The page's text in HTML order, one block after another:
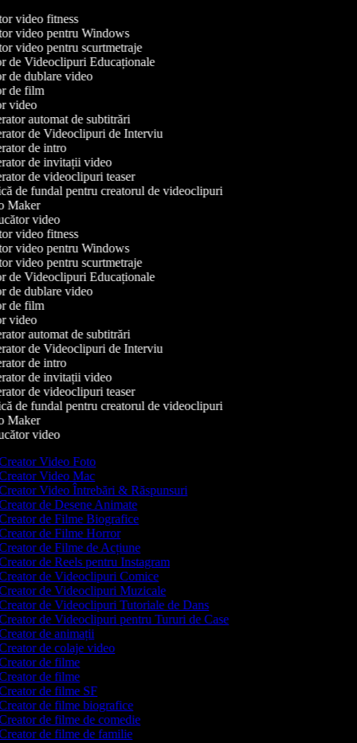
video fitness
video pentru Windows
video pentru scurtmetraje
de Videoclipuri Educaționale
de dublare video
de film
video
automat de subtitrări
de Videoclipuri de Interviu
de intro
de invitații video
de videoclipuri teaser
de fundal pentru creatorul de videoclipuri
video
video fitness
video pentru Windows
video pentru scurtmetraje
de Videoclipuri Educaționale
de dublare video
de film
video
automat de subtitrări
de Videoclipuri de Interviu
de intro
de invitații video
de videoclipuri teaser
de fundal pentru creatorul de videoclipuri
video
Video Foto
Video Mac
Video Întrebări & Răspunsuri
de Desene Animate
de Filme Biografice
de Filme Horror
de Filme de Acțiune
de Reels pentru Instagram
de Videoclipuri Comice
de Videoclipuri Muzicale
de Videoclipuri Tutoriale de Dans
de Videoclipuri pentru Tururi de Case
de animații
de colaje video
de filme
de filme
de filme SF
de filme biografice
de filme de comedie
de filme de familie